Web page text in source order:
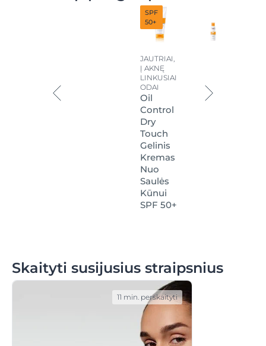
SPF
50+
JAUTRIAI,
Į AKNĘ
LINKUSIAI
ODAI
Oil
Control
Dry
Touch
Gelinis
Kremas
Nuo
Saulės
Kūnui
SPF 50+
Skaityti susijusius straipsnius
11 min. perskaityti